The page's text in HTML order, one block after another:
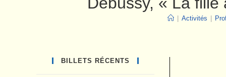
Activités
BILLETS RÉCENTS